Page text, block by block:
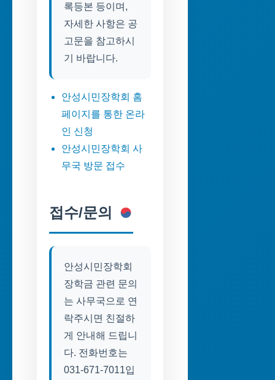
록등본 등이며,
자세한 사항은 공
고문을 참고하시
기 바랍니다.
안성시민장학회 홈
페이지를 통한 온라
인 신청
안성시민장학회 사
무국 방문 접수
접수/문의
안성시민장학회
장학금 관련 문의
는 사무국으로 연
락주시면 친절하
게 안내해 드립니
다. 전화번호는
031-671-7011입